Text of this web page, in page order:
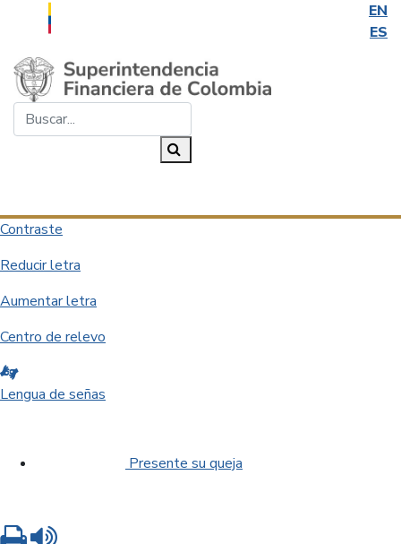
EN
ES
Saltar al contenido principal
Contraste
Reducir letra
Aumentar letra
Centro de relevo
Lengua de señas
Presente su queja
Imprimir